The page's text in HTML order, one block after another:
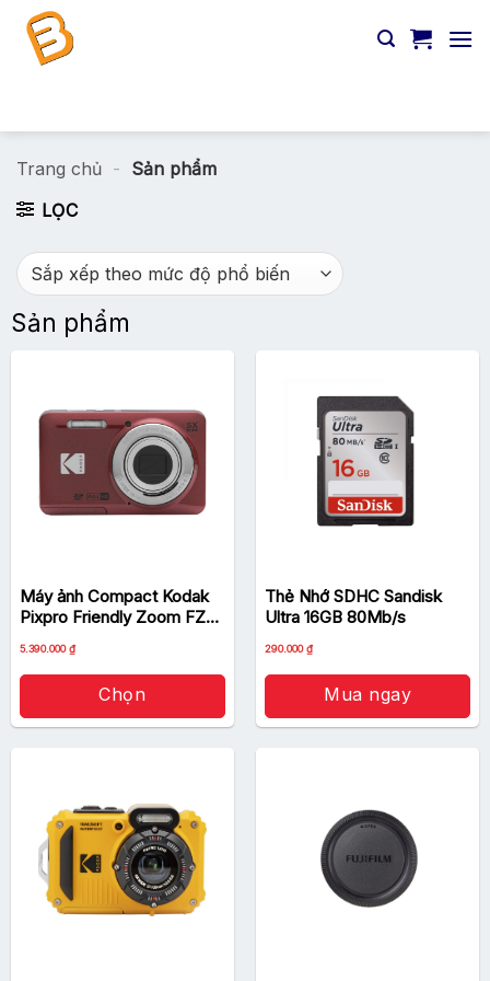
Chuyển
đến
Trang chủ - Sản phẩm
LỌC
Sản phẩm
Máy ảnh Compact Kodak
Pixpro Friendly Zoom FZ55
5.390.000₫
Chọn
Sản
nhiều
biến
thể.
Các
Thẻ Nhớ SDHC Sandisk
Ultra 16GB 80Mb/s
290.000₫
Mua ngay